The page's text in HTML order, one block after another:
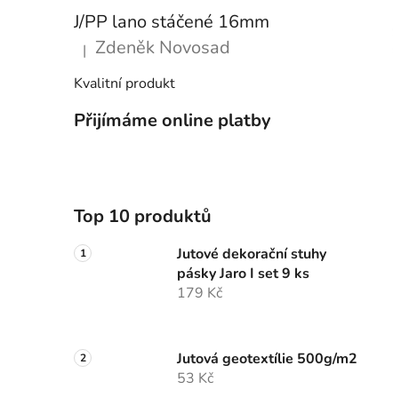
J/PP lano stáčené 16mm
Hodnocení produktu je 5 z 5 hvězdiček.
| Zdeněk Novosad
Kvalitní produkt
Přijímáme online platby
Top 10 produktů
Jutové dekorační stuhy
pásky Jaro I set 9 ks
179 Kč
Jutová geotextílie 500g/m2
53 Kč